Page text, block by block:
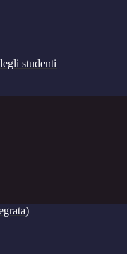
studenti